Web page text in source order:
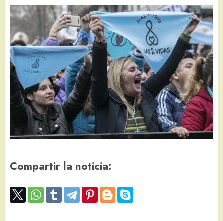
Compartir la noticia: